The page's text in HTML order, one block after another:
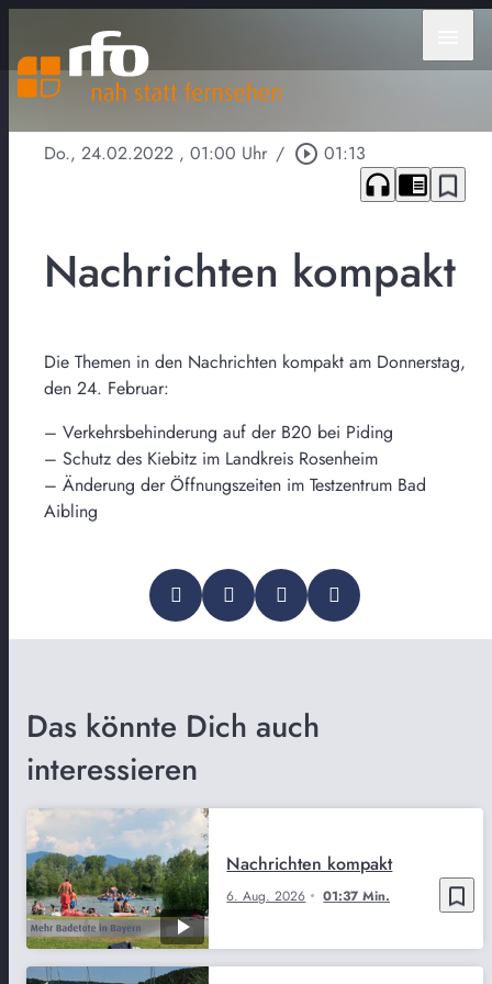
Do., 24.02.2022 , 01:00 Uhr / play_circle_outline 01:13
headphones chrome_reader_mode bookmark_border
Nachrichten kompakt
Die Themen in den Nachrichten kompakt am Donnerstag,
den 24. Februar:
– Verkehrsbehinderung auf der B20 bei Piding
– Schutz des Kiebitz im Landkreis Rosenheim
– Änderung der Öffnungszeiten im Testzentrum Bad
Aibling
Das könnte Dich auch
interessieren
bookmark_border
6. Aug. 2026 01:37 Min.
Nachrichten kompakt